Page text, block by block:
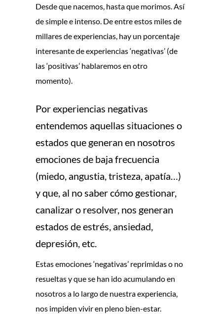
Desde que nacemos, hasta que morimos. Así
de simple e intenso. De entre estos miles de
millares de experiencias, hay un porcentaje
interesante de experiencias ‘negativas’ (de
las ‘positivas’ hablaremos en otro
momento).
Por experiencias negativas
entendemos aquellas situaciones o
estados que generan en nosotros
emociones de baja frecuencia
(miedo, angustia, tristeza, apatía…)
y que, al no saber cómo gestionar,
canalizar o resolver, nos generan
estados de estrés, ansiedad,
depresión, etc.
Estas emociones ‘negativas’ reprimidas o no
resueltas y que se han ido acumulando en
nosotros a lo largo de nuestra experiencia,
nos impiden vivir en pleno bien-estar.